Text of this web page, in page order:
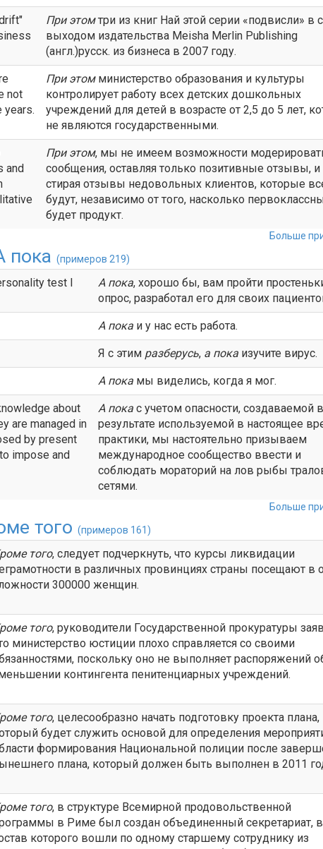
При этомтри из книг Най этой серии «подвисли» в
выходом издательства Meisha Merlin Publishing
(англ.)русск. из бизнеса в 2007 году.
not
years.
При этомминистерство образования и культуры
контролирует работу всех детских дошкольных
учреждений для детей в возрасте от 2,5 до 5 лет,
не являются государственными.
and
При этом, мы не имеем возможности
сообщения, оставляя только позитивные отзывы, и
стирая отзывы недовольных клиентов, которые
будут, независимо от того, насколько
будет продукт.
Больше
пока(примеров 219)
test I
А пока, хорошо бы, вам пройти
опрос, разработал его для своих
А пока и у нас есть работа.
Я с этим разберусь, а пока изучите вирус.
А пока мы виделись, когда я мог.
about
are managed in
by present
impose and
А пока с учетом опасности, создаваемой в
результате используемой в настоящее
практики, мы настоятельно призываем
международное сообщество ввести и
соблюдать мораторий на лов рыбы
сетями.
Больше
того (примеров 161)
того, следует подчеркнуть, что курсы ликвидации
в различных провинциях страны посещают в
300000 женщин.
того, руководители Государственной прокуратуры
министерство юстиции плохо справляется со своими
поскольку оно не выполняет распоряжений
контингента пенитенциарных учреждений.
того, целесообразно начать подготовку проекта плана,
будет служить основой для определения
формирования Национальной полиции после
плана, который должен быть выполнен в 2011
того, в структуре Всемирной продовольственной
в Риме был создан объединенный секретариат, в
которого вошли по одному старшему сотруднику из